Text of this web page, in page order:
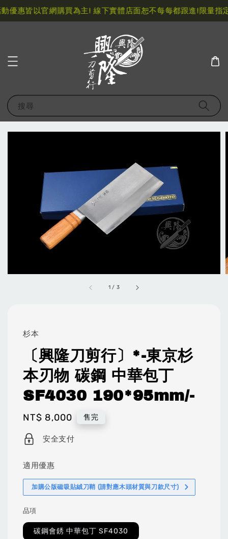
優惠皆以官網購買為主! 線下實體店面恕不每每都跟進!限量指定
搜尋
1 / 3
杉本
〔興隆刀剪行〕*-東京杉
本刃物 碳鋼 中華包丁
SF4030 190*95mm/-
Regular
price
NT$ 8,000 售完
安全支付
適用優惠
加購公版磁吸貼絨刀鞘 (請對應木頭材質與刀款尺寸)
品項
碳鋼會銹 中華包丁 SF4030